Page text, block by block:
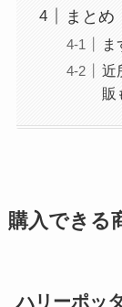
まとめ
ま
近
販
購入できる
ハリーポッ